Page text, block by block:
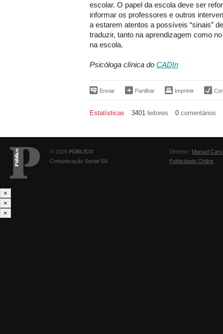
escolar. O papel da escola deve ser
informar os professores e outros
a estarem atentos a possíveis “sinais”
traduzir, tanto na aprendizagem como
na escola.
Psicóloga clínica do CADIn
Enviar Partilhar Imprimir
Estatísticas 3401 leitores 0 comentários
© 2026 PÚBLICO
Comunicação Social SA
Director: Manuel
Publicidade Online
×
×
×